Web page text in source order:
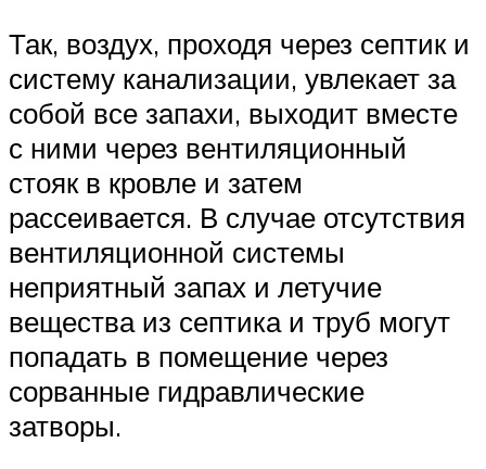
Так, воздух, проходя через септик и
систему канализации, увлекает за
собой все запахи, выходит вместе
с ними через вентиляционный
стояк в кровле и затем
рассеивается. В случае отсутствия
вентиляционной системы
неприятный запах и летучие
вещества из септика и труб могут
попадать в помещение через
сорванные гидравлические
затворы.